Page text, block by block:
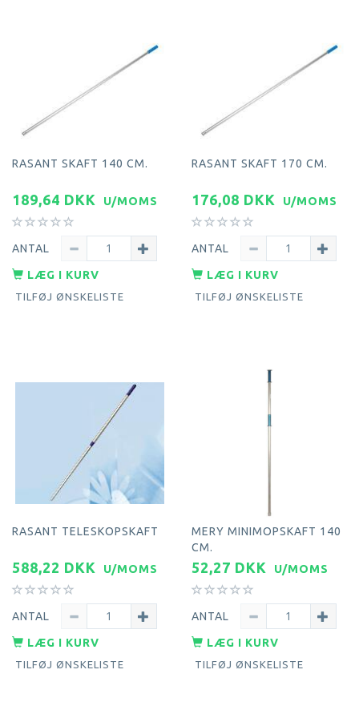
RASANT SKAFT 140 CM.
189,64 DKK U/MOMS
ANTAL
LÆG I KURV
TILFØJ ØNSKELISTE
RASANT SKAFT 170 CM.
176,08 DKK U/MOMS
ANTAL
LÆG I KURV
TILFØJ ØNSKELISTE
RASANT TELESKOPSKAFT
588,22 DKK U/MOMS
ANTAL
LÆG I KURV
TILFØJ ØNSKELISTE
MERY MINIMOPSKAFT 140
CM.
52,27 DKK U/MOMS
ANTAL
LÆG I KURV
TILFØJ ØNSKELISTE